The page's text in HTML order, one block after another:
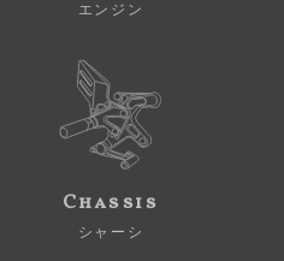
エンジン
Chassis
シャーシ